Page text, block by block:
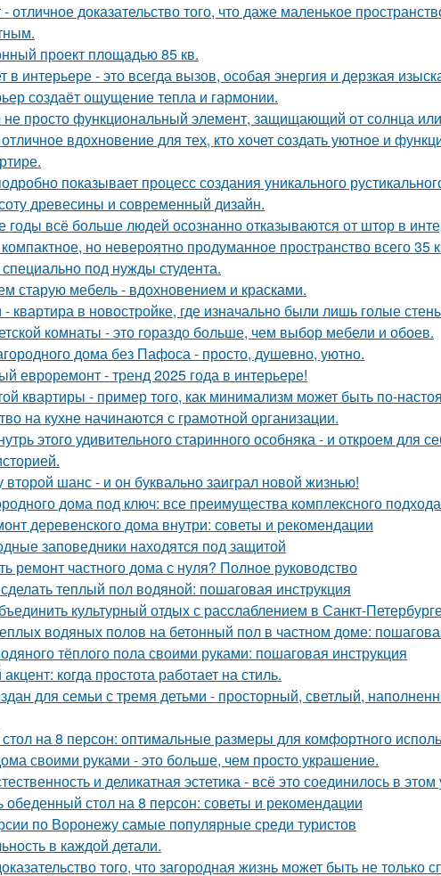
- отличное доказательство того, что даже маленькое
проект площадью 85 кв.
в интерьере - это всегда вызов, особая энергия и дерзкая
создаёт ощущение тепла и гармонии.
просто функциональный элемент, защищающий от солнца или
вдохновение для тех, кто хочет создать уютное и
показывает процесс создания уникального
древесины и современный дизайн.
годы всё больше людей осознанно отказываются от штор в
но невероятно продуманное пространство всего 35
под нужды студента.
старую мебель - вдохновением и красками.
квартира в новостройке, где изначально были лишь голые
комнаты - это гораздо больше, чем выбор мебели и обоев.
дома без Пафоса - просто, душевно, уютно.
евроремонт - тренд 2025 года в интерьере!
квартиры - пример того, как минимализм может быть по-
на кухне начинаются с грамотной организации.
этого удивительного старинного особняка - и откроем для
шанс - и он буквально заиграл новой жизнью!
дома под ключ: все преимущества комплексного подхода
деревенского дома внутри: советы и рекомендации
заповедники находятся под защитой
ремонт частного дома с нуля? Полное руководство
теплый пол водяной: пошаговая инструкция
культурный отдых с расслаблением в Санкт-
водяных полов на бетонный пол в частном доме:
тёплого пола своими руками: пошаговая инструкция
когда простота работает на стиль.
для семьи с тремя детьми - просторный, светлый,
на 8 персон: оптимальные размеры для комфортного
своими руками - это больше, чем просто украшение.
и деликатная эстетика - всё это соединилось в
обеденный стол на 8 персон: советы и рекомендации
по Воронежу самые популярные среди туристов
в каждой детали.
того, что загородная жизнь может быть не